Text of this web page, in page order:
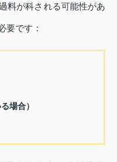
料が科される可能性があ
要です：
場合）